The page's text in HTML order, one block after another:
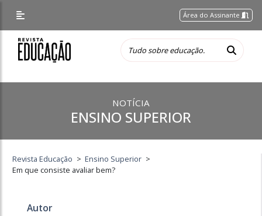
Área do Assinante
NOTÍCIA
ENSINO SUPERIOR
Revista Educação > Ensino Superior >
Em que consiste avaliar bem?
Autor